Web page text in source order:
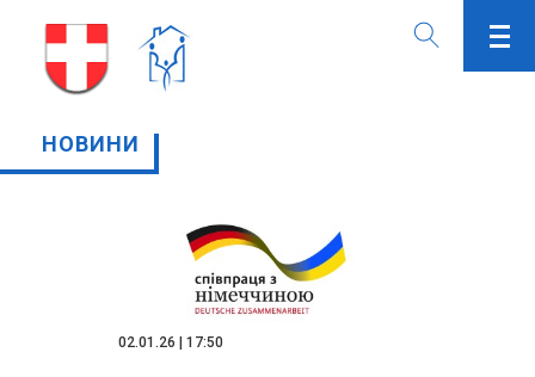
НОВИНИ
02.01.26 | 17:50